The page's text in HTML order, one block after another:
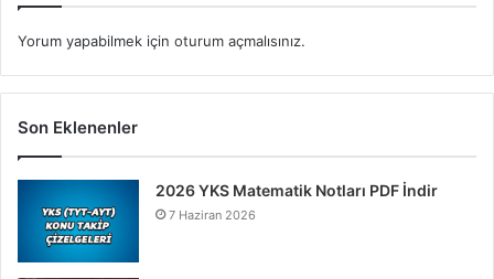
Yorum yapabilmek için oturum açmalısınız.
Son Eklenenler
2026 YKS Matematik Notları PDF İndir
7 Haziran 2026